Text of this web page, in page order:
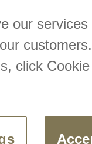
our
click